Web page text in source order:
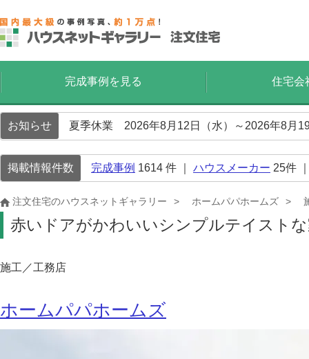
完成事例を見る 住宅会
お知らせ 夏季休業 2026年8月12日（水）～2026年8月
掲載情報件数 完成事例 1614 件 ｜ ハウスメーカー 25件
注文住宅のハウスネットギャラリー ホームパパホームズ
赤いドアがかわいいシンプルテイスト
施工／工務店
ホームパパホームズ